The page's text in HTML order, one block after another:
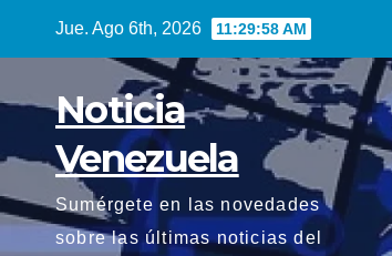
Jue. Ago 6th, 2026 11:30:00 AM
Noticia
Venezuela
Sumérgete en las novedades
sobre las últimas noticias del